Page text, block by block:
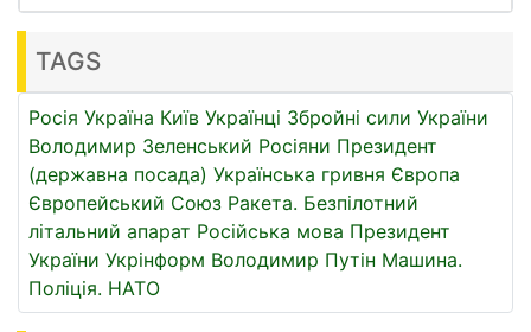
TAGS
Росія Україна Київ Українці Збройні сили України
Володимир Зеленський Росіяни Президент
(державна посада) Українська гривня Європа
Європейський Союз Ракета. Безпілотний
літальний апарат Російська мова Президент
України Укрінформ Володимир Путін Машина.
Поліція. НАТО